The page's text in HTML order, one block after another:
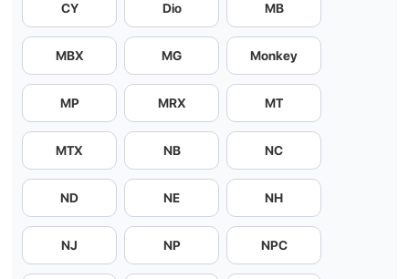
CY Dio MB
MBX MG Monkey
MP MRX MT
MTX NB NC
ND NE NH
NJ NP NPC